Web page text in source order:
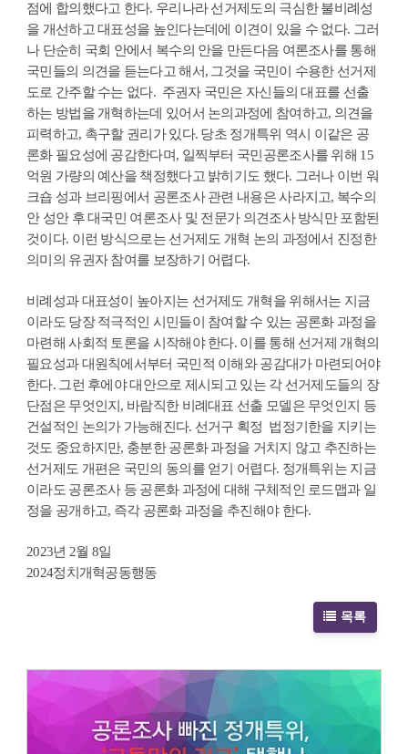
점에 합의했다고 한다. 우리나라 선거제도의 극심한 불비례성
을 개선하고 대표성을 높인다는데에 이견이 있을 수 없다. 그러
나 단순히 국회 안에서 복수의 안을 만든다음 여론조사를 통해
국민들의 의견을 듣는다고 해서, 그것을 국민이 수용한 선거제
도로 간주할 수는 없다. 주권자 국민은 자신들의 대표를 선출
하는 방법을 개혁하는데 있어서 논의과정에 참여하고, 의견을
피력하고, 촉구할 권리가 있다. 당초 정개특위 역시 이같은 공
론화 필요성에 공감한다며, 일찍부터 국민공론조사를 위해 15
억원 가량의 예산을 책정했다고 밝히기도 했다. 그러나 이번 워
크숍 성과 브리핑에서 공론조사 관련 내용은 사라지고, 복수의
안 성안 후 대국민 여론조사 및 전문가 의견조사 방식만 포함된
것이다. 이런 방식으로는 선거제도 개혁 논의 과정에서 진정한
의미의 유권자 참여를 보장하기 어렵다.
비례성과 대표성이 높아지는 선거제도 개혁을 위해서는 지금
이라도 당장 적극적인 시민들이 참여할 수 있는 공론화 과정을
마련해 사회적 토론을 시작해야 한다. 이를 통해 선거제 개혁의
필요성과 대원칙에서부터 국민적 이해와 공감대가 마련되어야
한다. 그런 후에야 대안으로 제시되고 있는 각 선거제도들의 장
단점은 무엇인지, 바람직한 비례대표 선출 모델은 무엇인지 등
건설적인 논의가 가능해진다. 선거구 획정 법정기한을 지키는
것도 중요하지만, 충분한 공론화 과정을 거치지 않고 추진하는
선거제도 개편은 국민의 동의를 얻기 어렵다. 정개특위는 지금
이라도 공론조사 등 공론화 과정에 대해 구체적인 로드맵과 일
정을 공개하고, 즉각 공론화 과정을 추진해야 한다.
2023년 2월 8일
2024정치개혁공동행동
목록